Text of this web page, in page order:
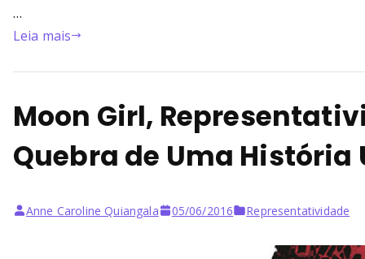
…
Leia mais
Moon Girl,
Quebra de Uma História
Anne Caroline Quiangala 05/06/2016 Representatividade